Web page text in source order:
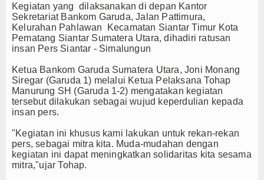
Yantek Melalui Upskilling Berbasis Keselamatan
Kegiatan yang dilaksanakan di depan Kantor
Sekretariat Bankom Garuda, Jalan Pattimura,
Kelurahan Pahlawan Kecamatan Siantar Timur Kota
Pematang Siantar Sumatera Utara, dihadiri ratusan
insan Pers Siantar - Simalungun
Ketua Bankom Garuda Sumatera Utara, Joni Monang
Siregar (Garuda 1) melalui Ketua Pelaksana Tohap
Manurung SH (Garuda 1-2) mengatakan kegiatan
tersebut dilakukan sebagai wujud keperdulian kepada
insan pers.
"Kegiatan ini khusus kami lakukan untuk rekan-rekan
pers, sebagai mitra kita. Muda-mudahan dengan
kegiatan ini dapat meningkatkan solidaritas kita sesama
mitra,"ujar Tohap.